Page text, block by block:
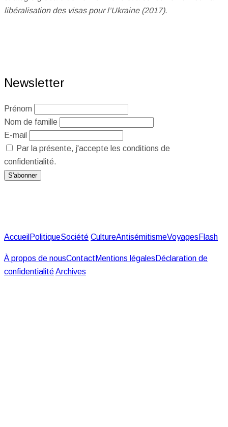
libéralisation des visas pour l’Ukraine (2017).
Newsletter
Prénom
Nom de famille
E-mail
Par la présente, j'accepte les conditions de
confidentialité.
Accueil PolitiqueSociété CultureAntisémitismeVoyages Flash
À propos de nousContact Mentions légales Déclaration de
confidentialitéArchives